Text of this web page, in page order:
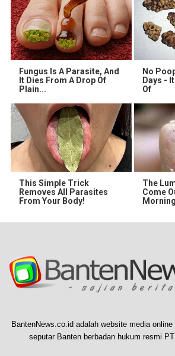
Fungus Is A Parasite, And
It Dies From A Drop Of
Plain...
No
Days -
Of
This Simple Trick
Removes All Parasites
From Your Body!
The
Come
BantenNews.co.id adalah website media
seputar Banten berbadan hukum resmi